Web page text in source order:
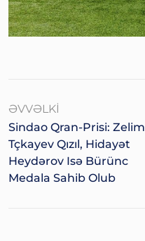
ƏVVƏLKI
Sindao Qran-Prisi: Zelim
Tçkayev Qızıl, Hidayət
Heydərov Isə Bürünc
Medala Sahib Olub